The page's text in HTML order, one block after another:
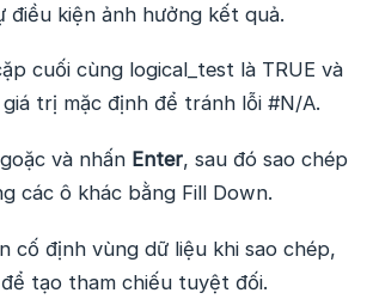
điều kiện ảnh hưởng kết quả.
cuối cùng logical_test là TRUE và
trị mặc định để tránh lỗi #N/A.
và nhấn Enter, sau đó sao chép
các ô khác bằng Fill Down.
cố định vùng dữ liệu khi sao chép,
tạo tham chiếu tuyệt đối.